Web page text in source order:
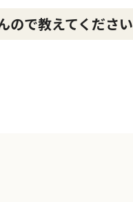
ので教えてください